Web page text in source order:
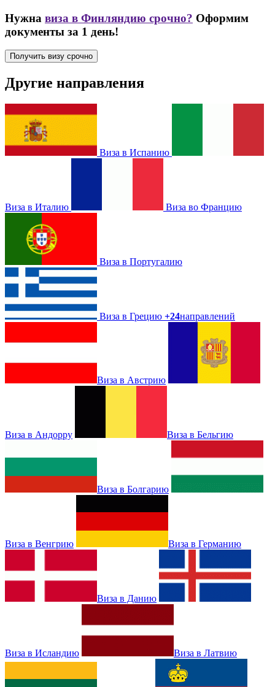
Нужна виза в Финляндию срочно? Оформим
документы за 1 день!
Получить визу срочно
Другие направления
Виза в Испанию
Виза в Италию Виза во Францию
Виза в Португалию
Виза в Грецию +24направлений
Виза в Австрию
Виза в Андорру Виза в Бельгию
Виза в Болгарию
Виза в Венгрию Виза в Германию
Виза в Данию
Виза в Исландию Виза в Латвию